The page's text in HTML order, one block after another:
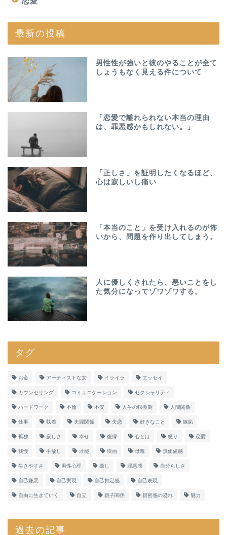
最新の投稿
男性性が強いと彼のやることが全て
しょうもなく見える件について
「恋愛で離れられない本当の理由
は、罪悪感かもしれない。」
「正しさ」を証明したくなるほど、
心は寂しいし痛い
「本当のこと」を受け入れるのが怖
いから、問題を作り出してしまう。
人に優しくされたら、悪いことをし
た気分になってゾワゾワする。
タグ
お金 アーティストな女 イライラ エッセイ
カウンセリング コミュニケーション セクシャリティ
ハードワーク 不倫 不安 人生の転換期 人間関係
仕事 執着 夫婦関係 失恋 好きなこと 嫉妬
孤独 寂しさ 幸せ 復縁 心とは 怒り 恋愛
我慢 手放し 才能 映画 母親 無価値感
生きやすさ 男性心理 癒し 罪悪感 自分らしさ
自己嫌悪 自己実現 自己肯定感 自己表現
自由に生きていく 自立 親子関係 親密感の恐れ 魅力
過去の記事